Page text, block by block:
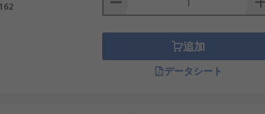
追加
データシート